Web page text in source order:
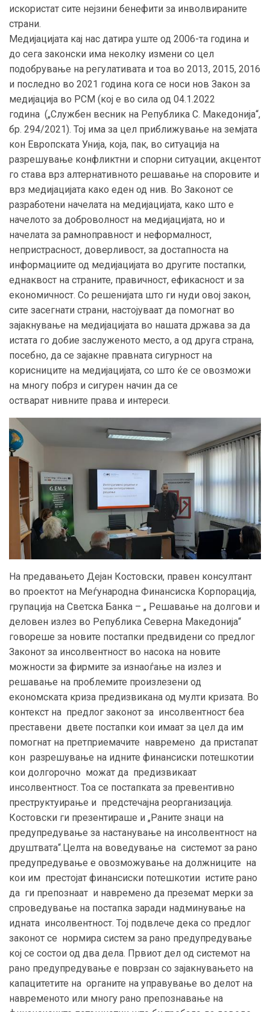
искористат сите нејзини бенефити за инволвираните
страни.
Медијацијата кај нас датира уште од 2006-та година и
до сега законски има неколку измени со цел
подобрување на регулативата и тоа во 2013, 2015, 2016
и последно во 2021 година кога се носи нов Закон за
медијација во РСМ (кој е во сила од 04.1.2022
година („Службен весник на Република С. Македонија“,
бр. 294/2021). Тој има за цел приближување на земјата
кон Европската Унија, која, пак, во ситуација на
разрешување конфликтни и спорни ситуации, акцентот
го става врз алтернативното решавање на споровите и
врз медијацијата како еден од нив. Во Законот се
разработени начелата на медијацијата, како што е
начелото за доброволност на медијацијата, но и
начелата за рамноправност и неформалност,
непристрасност, доверливост, за достапноста на
информациите од медијацијата во другите постапки,
еднаквост на страните, правичност, ефикасност и за
економичност. Со решенијата што ги нуди овој закон,
сите засегнати страни, настојуваат да помогнат во
зајакнување на медијацијата во нашата држава за да
истата го добие заслуженото место, а од друга страна,
посебно, да се зајакне правната сигурност на
корисниците на медијацијата, со што ќе се овозможи
на многу побрз и сигурен начин да се
остварат нивните права и интереси.
На предавањето Дејан Костовски, правен консултант
во проектот на Меѓународна Финансиска Корпорација,
групација на Светска Банка – „ Решавање на долгови и
деловен излез во Република Северна Македонија“
говореше за новите постапки предвидени со предлог
Законот за инсолвентност во насока на новите
можности за фирмите за изнаоѓање на излез и
решавање на проблемите произлезени од
економската криза предизвикана од мулти кризата. Во
контекст на предлог законот за инсолвентност беа
преставени двете постапки кои имаат за цел да им
помогнат на претприемачите навремено да пристапат
кон разрешување на идните финансиски потешкотии
кои долгорочно можат да предизвикаат
инсолвентност. Тоа се постапката за превентивно
преструктуирање и предстечајна реорганизација.
Костовски ги презентираше и „Раните знаци на
предупредување за настанување на инсолвентност на
друштвата“.Целта на воведување на системот за рано
предупредување е овозможување на должниците на
кои им престојат финансиски потешкотии истите рано
да ги препознаат и навремено да преземат мерки за
спроведување на постапка заради надминување на
идната инсолвентност. Тој подвлече дека со предлог
законот се нормира систем за рано предупредување
кој се состои од два дела. Првиот дел од системот на
рано предупредување е поврзан со зајакнувањето на
капацитетите на органите на управување во делот на
навременото или многу рано препознавање на